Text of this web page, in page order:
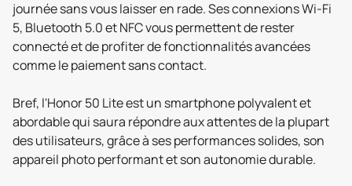
journée sans vous laisser en rade. Ses connexions Wi-Fi
5, Bluetooth 5.0 et NFC vous permettent de rester
connecté et de profiter de fonctionnalités avancées
comme le paiement sans contact.
Bref, l'Honor 50 Lite est un smartphone polyvalent et
abordable qui saura répondre aux attentes de la plupart
des utilisateurs, grâce à ses performances solides, son
appareil photo performant et son autonomie durable.